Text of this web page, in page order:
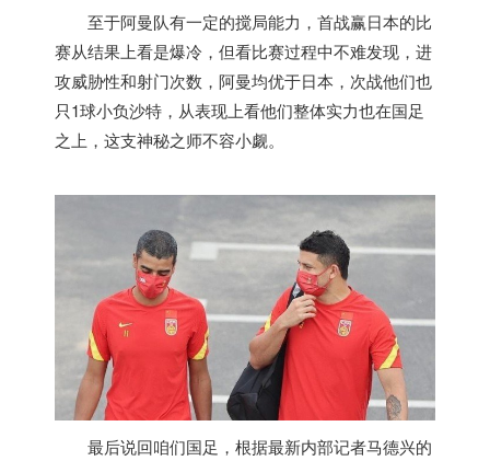
至于阿曼队有一定的搅局能力，首战赢日本的比
赛从结果上看是爆冷，但看比赛过程中不难发现，进
攻威胁性和射门次数，阿曼均优于日本，次战他们也
只1球小负沙特，从表现上看他们整体实力也在国足
之上，这支神秘之师不容小觑。
最后说回咱们国足，根据最新内部记者马德兴的